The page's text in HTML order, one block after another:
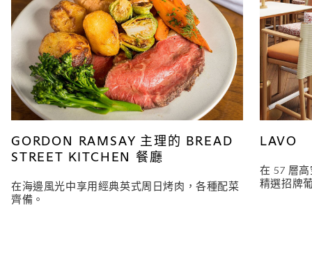
GORDON RAMSAY 主理的 BREAD
STREET KITCHEN 餐廳
在海邊風光中享用經典英式周日烤肉，各種配菜
齊備。
LAVO
在 57 層
精選招牌